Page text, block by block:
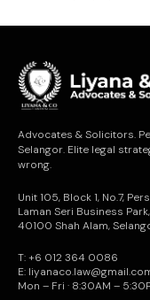
Advocates & Solicitors.
Selangor. Elite legal
wrong.
Unit 105, Block 1, No.7,
Laman Seri Business
40100 Shah Alam,
T: +6 012 364 0086
E:
Mon – Fri · 8:30AM –